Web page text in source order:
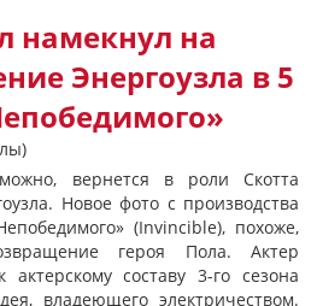
намекнул на
Энергоузла в 5
вернется в роли Скотта
Новое фото с производства
(Invincible), похоже,
героя Пола. Актер
актерскому составу 3-го сезона
владеющего электричеством.